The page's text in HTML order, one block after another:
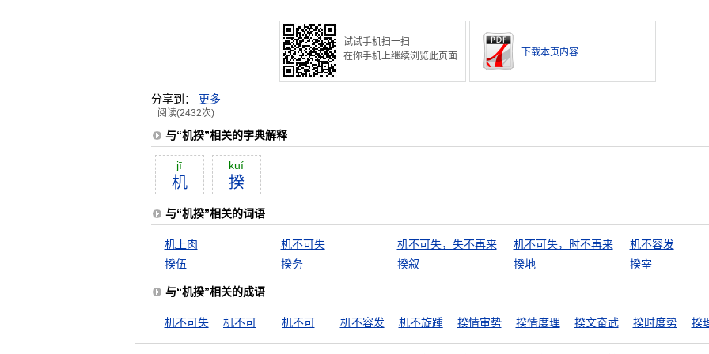
试试手机扫一扫
在你手机上继续浏览此页面
下载本页内容
分享到： 更多
阅读(2432次)
与“机揆”相关的字典解释
jī
机
kuí
揆
与“机揆”相关的词语
机上肉 机不可失 机不可失，失不再来 机不可失，时不再来
机不容发
揆伍
揆务 揆叙 揆地 揆宰
与“机揆”相关的成语
机不可失 机不可失，失不再来 机不可失，时不再来 机不容发 机不旋踵 揆情审势 揆情度理 揆文奋武 揆时度势 揆